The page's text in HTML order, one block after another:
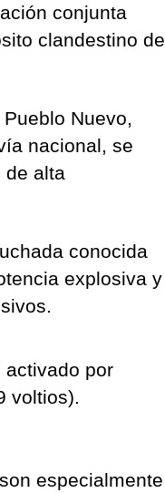
conjunta
clandestino de
Nuevo,
nacional, se
de alta
conocida
explosiva y
activado por
voltios).
especialmente